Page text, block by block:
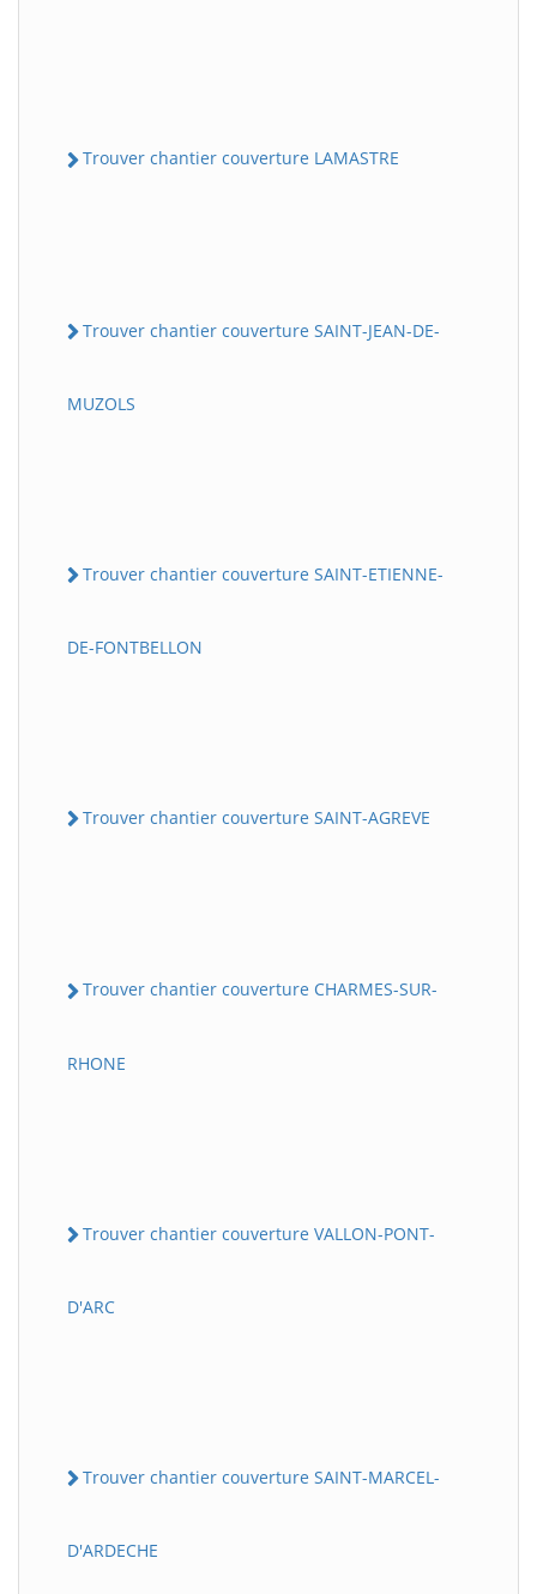
Trouver chantier couverture LAMASTRE
Trouver chantier couverture SAINT-JEAN-DE-
MUZOLS
Trouver chantier couverture SAINT-ETIENNE-
DE-FONTBELLON
Trouver chantier couverture SAINT-AGREVE
Trouver chantier couverture CHARMES-SUR-
RHONE
Trouver chantier couverture VALLON-PONT-
D'ARC
Trouver chantier couverture SAINT-MARCEL-
D'ARDECHE